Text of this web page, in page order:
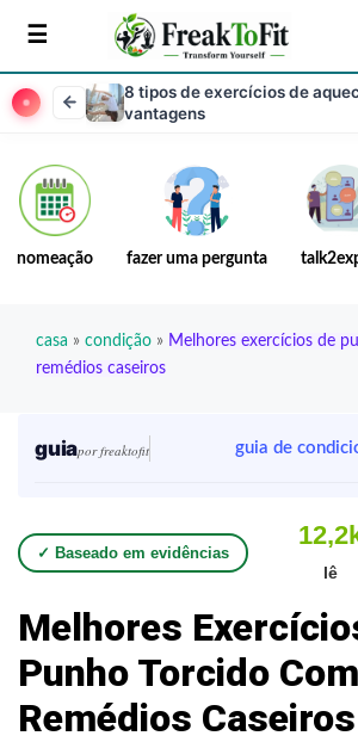
8 tipos de exercícios de
vantagens
nomeação fazer uma pergunta
casa » condição » Melhores exercícios de
remédios caseiros
guiapor freaktofit guia de
✓ Baseado em evidências
lê
Melhores
Punho Torcido Com
Remédios Caseiros